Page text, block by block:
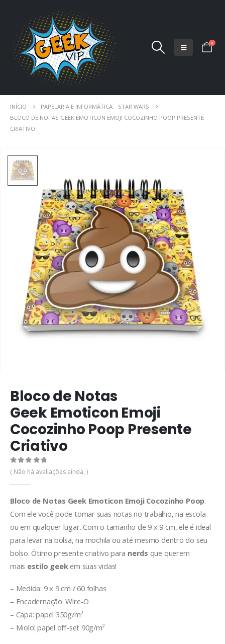
0
INÍCIO PAPELARIA E INFORMÁTICA,
STAR WARS
BLOCO DE NOTAS GEEK EMOTICON EMOJI COCOZINHO POOP PRESENTE
CRIATIVO
Bloco de Notas
Geek Emoticon Emoji
Cocozinho Poop Presente
Criativo
0 de 5
( Não há avaliações ainda. )
Bloco de Notas Geek Emoticon Emoji Cocozinho Poop.
Com ele você pode tomar suas notas no trabalho, na escola
ou em qualquer lugar. Com o tamanho de 9 x 9 cm, ele é ideal
para levar na bolsa, na mochila ou até mesmo dentro do seu
bolso. Ótimo presente criativo para nerds que querem
mais estilo geekem suas vidas!
– Medida: 9 x 9 cm / 60 folhas
– Encadernação: Wire-O
– Capa: papel 350g/m²
– Miolo: papel off-set 90g/m²